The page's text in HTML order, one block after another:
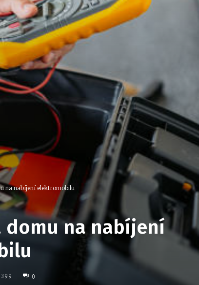
na nabíjení elektromobilu
domu na nabíjení
0